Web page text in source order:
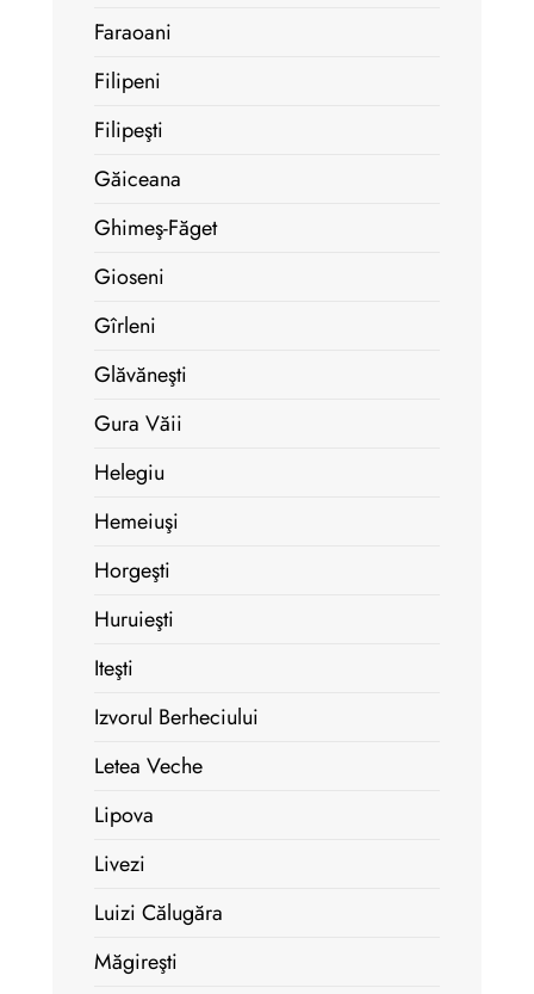
Faraoani
Filipeni
Filipeşti
Găiceana
Ghimeş-Făget
Gioseni
Gîrleni
Glăvăneşti
Gura Văii
Helegiu
Hemeiuşi
Horgeşti
Huruieşti
Iteşti
Izvorul Berheciului
Letea Veche
Lipova
Livezi
Luizi Călugăra
Măgireşti